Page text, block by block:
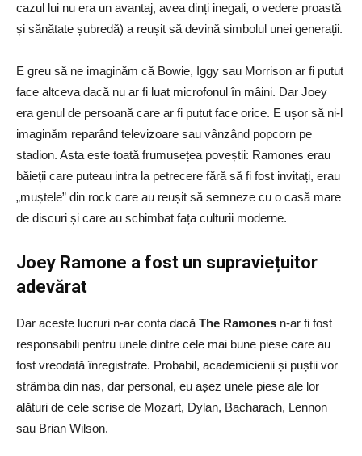
cazul lui nu era un avantaj, avea dinți inegali, o vedere proastă
și sănătate șubredă) a reușit să devină simbolul unei generații.
E greu să ne imaginăm că Bowie, Iggy sau Morrison ar fi putut
face altceva dacă nu ar fi luat microfonul în mâini. Dar Joey
era genul de persoană care ar fi putut face orice. E ușor să ni-l
imaginăm reparând televizoare sau vânzând popcorn pe
stadion. Asta este toată frumusețea poveștii: Ramones erau
băieții care puteau intra la petrecere fără să fi fost invitați, erau
„muștele” din rock care au reușit să semneze cu o casă mare
de discuri și care au schimbat fața culturii moderne.
Joey Ramone a fost un supraviețuitor
adevărat
Dar aceste lucruri n-ar conta dacă The Ramones n-ar fi fost
responsabili pentru unele dintre cele mai bune piese care au
fost vreodată înregistrate. Probabil, academicienii și puștii vor
strâmba din nas, dar personal, eu așez unele piese ale lor
alături de cele scrise de Mozart, Dylan, Bacharach, Lennon
sau Brian Wilson.